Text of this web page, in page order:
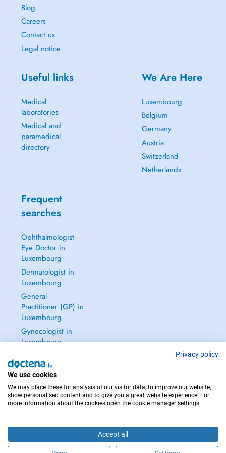
Blog
Careers
Contact us
Legal notice
Useful links
Medical
laboratories
Medical and
paramedical
directory
We Are Here
Luxembourg
Belgium
Germany
Austria
Switzerland
Netherlands
Frequent
searches
Ophthalmologist -
Eye Doctor in
Luxembourg
Dermatologist in
Luxembourg
General
Practitioner (GP) in
Luxembourg
Gynecologist in
Luxembourg
IN CASE OF EMERGENCIES, PLEASE CONTACT : 112
Privacy policy
We use cookies
We may place these for analysis of our visitor data, to improve our website,
show personalised content and to give you a great website experience. For
more information about the cookies open the cookie manager settings.
Accept all